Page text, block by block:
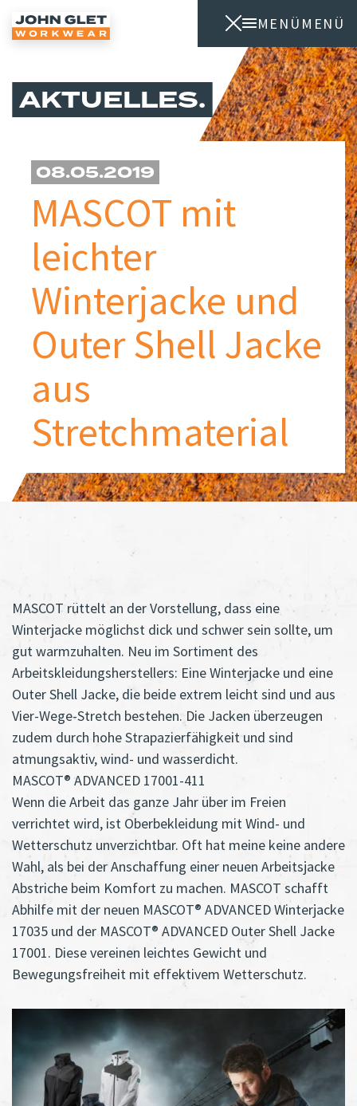
MENÜ
MENÜ
AKTUELLES
MASCOT mit
leichter
Winterjacke und
Outer Shell Jacke
aus
Stretchmaterial
08.05.2019
MASCOT rüttelt an der Vorstellung, dass eine
Winterjacke möglichst dick und schwer sein sollte, um
gut warmzuhalten. Neu im Sortiment des
Arbeitskleidungsherstellers: Eine Winterjacke und eine
Outer Shell Jacke, die beide extrem leicht sind und aus
Vier-Wege-Stretch bestehen. Die Jacken überzeugen
zudem durch hohe Strapazierfähigkeit und sind
atmungsaktiv, wind- und wasserdicht.
MASCOT® ADVANCED 17001-411
Wenn die Arbeit das ganze Jahr über im Freien
verrichtet wird, ist Oberbekleidung mit Wind- und
Wetterschutz unverzichtbar. Oft hat meine keine andere
Wahl, als bei der Anschaffung einer neuen Arbeitsjacke
Abstriche beim Komfort zu machen. MASCOT schafft
Abhilfe mit der neuen MASCOT® ADVANCED Winterjacke
17035 und der MASCOT® ADVANCED Outer Shell Jacke
17001. Diese vereinen leichtes Gewicht und
Bewegungsfreiheit mit effektivem Wetterschutz.